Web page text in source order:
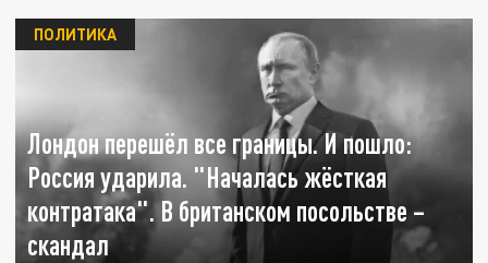
Лондон перешёл все границы. И пошло:
Россия ударила. "Началась жёсткая
контратака". В британском посольстве –
скандал
ПОЛИТИКА